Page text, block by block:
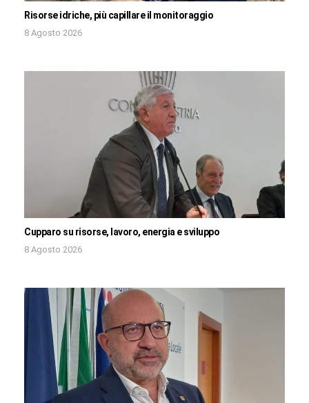
Risorse idriche, più capillare il monitoraggio
8 Agosto 2026
Cupparo su risorse, lavoro, energia e sviluppo
8 Agosto 2026